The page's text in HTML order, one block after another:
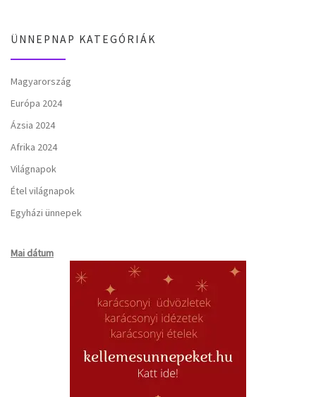
ÜNNEPNAP KATEGÓRIÁK
Magyarország
Európa 2024
Ázsia 2024
Afrika 2024
Világnapok
Étel világnapok
Egyházi ünnepek
Mai dátum